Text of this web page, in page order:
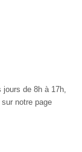
de 8h à 17h,
notre page